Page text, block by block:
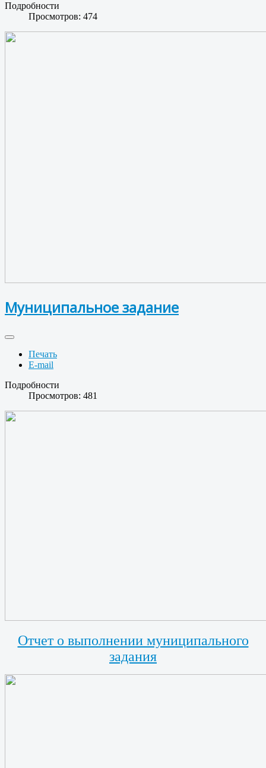
Подробности
Просмотров: 474
Муниципальное задание
Печать
E-mail
Подробности
Просмотров: 481
Отчет о выполнении муниципального
задания